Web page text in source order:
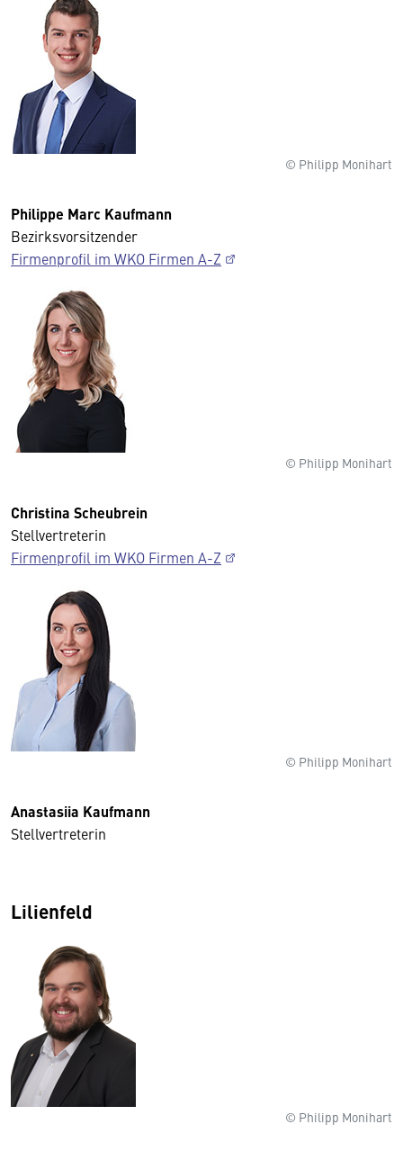
© Philipp Monihart
Philippe Marc Kaufmann
Bezirksvorsitzender
Firmenprofil im WKO Firmen A-Z
© Philipp Monihart
Christina Scheubrein
Stellvertreterin
Firmenprofil im WKO Firmen A-Z
© Philipp Monihart
Anastasiia Kaufmann
Stellvertreterin
Lilienfeld
© Philipp Monihart